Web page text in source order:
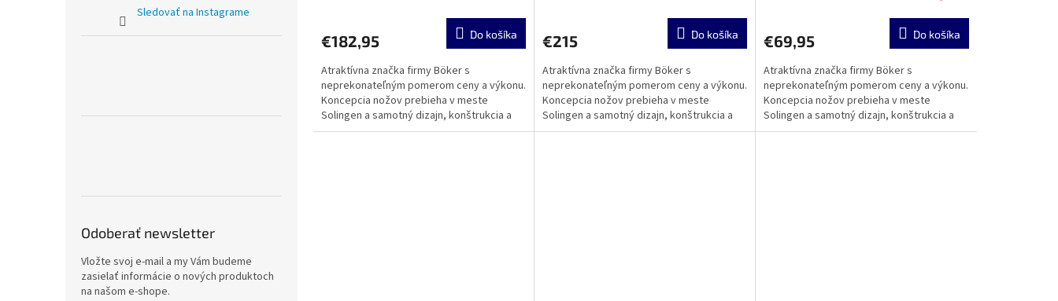
Sledovať na Instagrame
Odoberať newsletter
Vložte svoj e-mail a my Vám budeme
zasielať informácie o nových produktoch
na našom e-shope.
€182,95 Do košíka
Atraktívna značka firmy Böker s
neprekonateľným pomerom ceny a výkonu.
Koncepcia nožov prebieha v meste
Solingen a samotný dizajn, konštrukcia a
výroba sa realizuje v zámorí....
€215 Do košíka
Atraktívna značka firmy Böker s
neprekonateľným pomerom ceny a výkonu.
Koncepcia nožov prebieha v meste
Solingen a samotný dizajn, konštrukcia a
výroba sa realizuje v zámorí....
€69,95 Do košíka
Atraktívna značka firmy Böker s
neprekonateľným pomerom ceny a výkonu.
Koncepcia nožov prebieha v meste
Solingen a samotný dizajn, konštrukcia a
výroba sa realizuje v zámorí....